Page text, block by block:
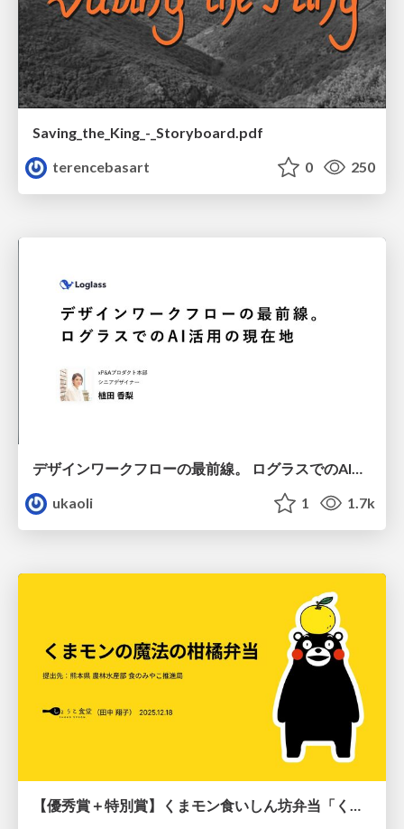
Saving_the_King_-_Storyboard.pdf
terencebasart
0 250
デザインワークフローの最前線。 ログラスでのAI活用の現在地
ukaoli
1 1.7k